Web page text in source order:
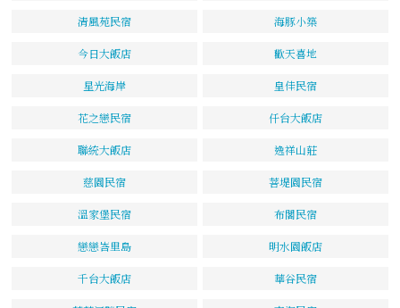
清風苑民宿 海豚小築
今日大飯店 歡天喜地
星光海岸 皇佳民宿
花之戀民宿 仟台大飯店
聯統大飯店 逸祥山莊
慈園民宿 菩堤園民宿
溫家堡民宿 布閣民宿
戀戀峇里島 明水園飯店
千台大飯店 華谷民宿